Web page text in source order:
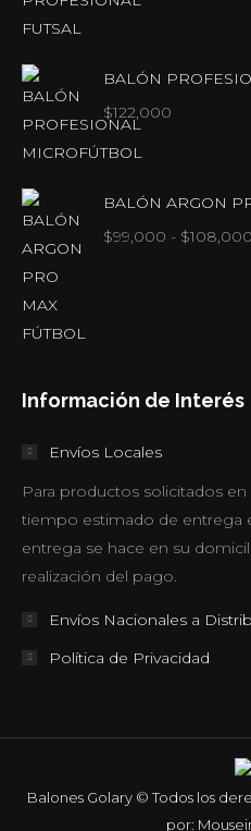
BALÓN
$122,000
BALÓN ARGON
$99,000 - $108,000
Información de Interés
Envíos Locales
Para productos solicitados
tiempo estimado de entrega
entrega se hace en su
realización del pago.
Envíos Nacionales a
Política de Privacidad
Balones Golary © Todos los
por: